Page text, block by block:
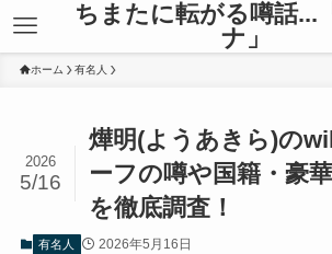
ちまたに転がる噂話...
ナ」
ホーム 有名人
燁明(ようあきら)の
ーフの噂や国籍・豪
を徹底調査！
2026
5/16
有名人 2026年5月16日